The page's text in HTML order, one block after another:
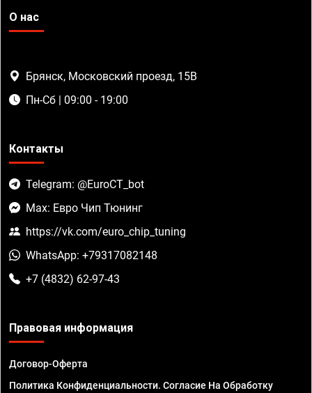
О нас
Брянск, Московский проезд, 15В
Пн-Сб | 09:00 - 19:00
Контакты
Telegram: @EuroCT_bot
Max: Евро Чип Тюнинг
https://vk.com/euro_chip_tuning
WhatsApp: +79317082148
+7 (4832) 62-97-43
Правовая информация
Договор-Оферта
Политика Конфиденциальности. Согласие На Обработку